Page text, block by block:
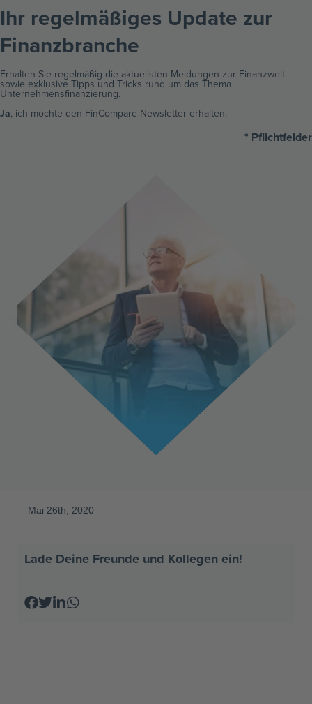
Ihr regelmäßiges Update zur
Finanzbranche ​
Erhalten Sie regelmäßig die aktuellsten Meldungen zur Finanzwelt
sowie exklusive Tipps und Tricks rund um das Thema
Unternehmensfinanzierung.
Ja, ich möchte den FinCompare Newsletter erhalten.
* Pflichtfelder
Mai 26th, 2020
Lade Deine Freunde und Kollegen ein!